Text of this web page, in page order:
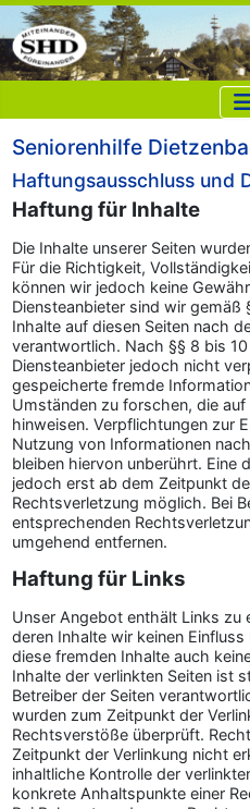
Seniorenhilfe
Haftungsausschluss und
Haftung für Inhalte
Die Inhalte unserer Seiten
Für die Richtigkeit,
können wir jedoch keine
Diensteanbieter sind wir gemäß
Inhalte auf diesen Seiten nach
verantwortlich. Nach §§ 8 bis
Diensteanbieter jedoch nicht
gespeicherte fremde
Umständen zu forschen, die
hinweisen. Verpflichtungen zur
Nutzung von Informationen
bleiben hiervon unberührt. Eine
jedoch erst ab dem Zeitpunkt
Rechtsverletzung möglich. Bei
entsprechenden
umgehend entfernen.
Haftung für Links
Unser Angebot enthält Links zu
deren Inhalte wir keinen
diese fremden Inhalte auch
Inhalte der verlinkten Seiten ist
Betreiber der Seiten
wurden zum Zeitpunkt der
Rechtsverstöße überprüft.
Zeitpunkt der Verlinkung nicht
inhaltliche Kontrolle der
konkrete Anhaltspunkte einer